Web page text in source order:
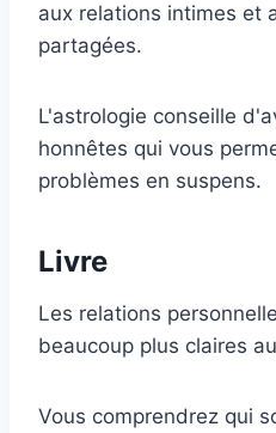
aux relations intimes et
partagées.
L'astrologie conseille
honnêtes qui vous
problèmes en suspens.
Livre
Les relations
beaucoup plus claires
Vous comprendrez qui